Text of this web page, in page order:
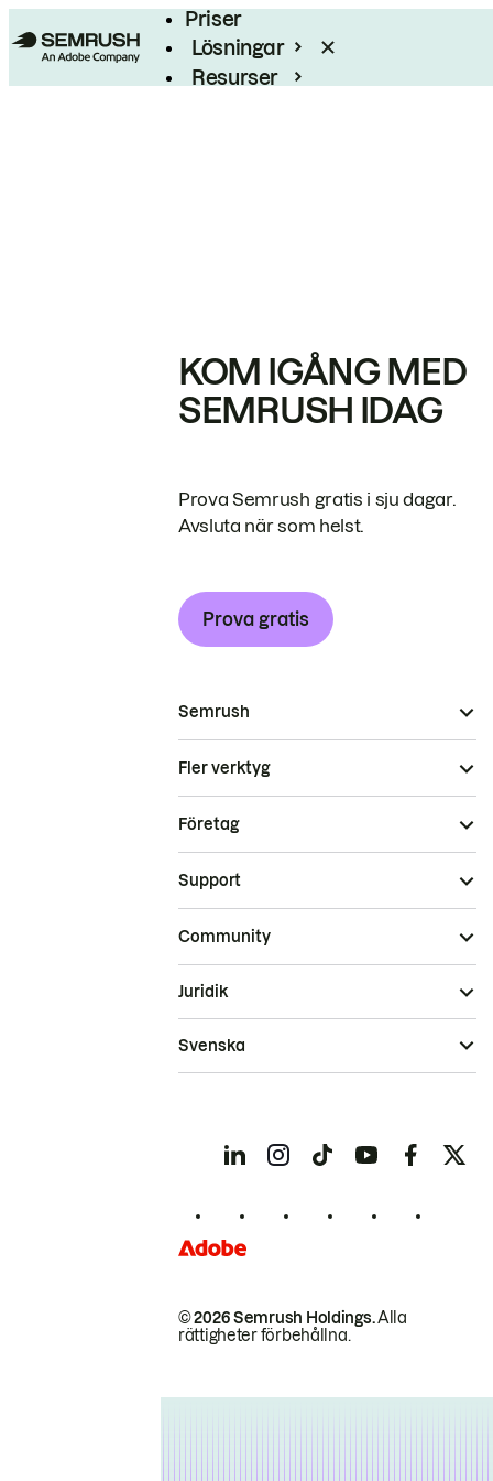
Priser
Lösningar
Resurser
KOM IGÅNG MED
SEMRUSH IDAG
Prova Semrush gratis i sju dagar.
Avsluta när som helst.
Prova gratis
Semrush
Fler verktyg
Företag
Support
Community
© 2026 Semrush Holdings.Alla
rättigheter förbehållna.
Juridik
Svenska